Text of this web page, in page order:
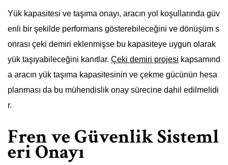
Yük kapasitesi ve taşıma onayı, aracın yol koşullarında güv
enli bir şekilde performans gösterebileceğini ve dönüşüm s
onrası çeki demiri eklenmişse bu kapasiteye uygun olarak
yük taşıyabileceğini kanıtlar. Çeki demiri projesi kapsamınd
a aracın yük taşıma kapasitesinin ve çekme gücünün hesa
planması da bu mühendislik onay sürecine dahil edilmelidi
r.
Fren ve Güvenlik Sisteml
eri Onayı